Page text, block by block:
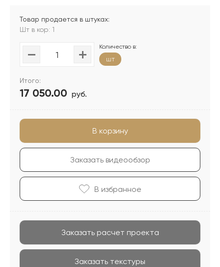
Товар продается в штуках:
Шт в кор: 1
Количество в:
шт
Итого:
17 050.00 руб.
В корзину
Заказать видеообзор
В избранноe
Заказать расчет проекта
Заказать текстуры